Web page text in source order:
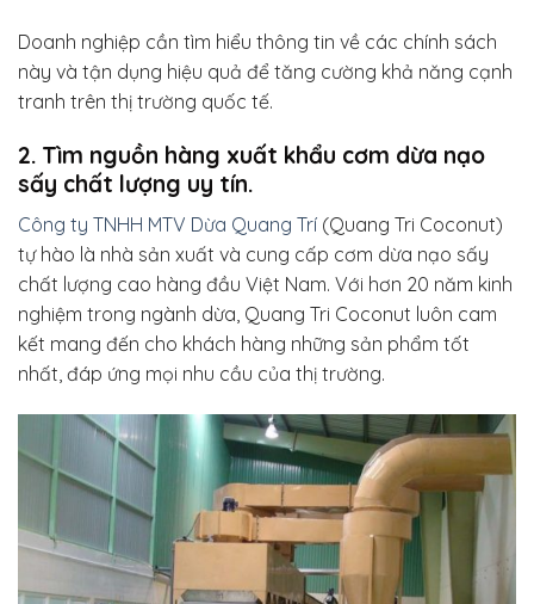
Doanh nghiệp cần tìm hiểu thông tin về các chính sách
này và tận dụng hiệu quả để tăng cường khả năng cạnh
tranh trên thị trường quốc tế.
2. Tìm nguồn hàng xuất khẩu cơm dừa nạo
sấy chất lượng uy tín.
Công ty TNHH MTV Dừa Quang Trí (Quang Tri Coconut)
tự hào là nhà sản xuất và cung cấp cơm dừa nạo sấy
chất lượng cao hàng đầu Việt Nam. Với hơn 20 năm kinh
nghiệm trong ngành dừa, Quang Tri Coconut luôn cam
kết mang đến cho khách hàng những sản phẩm tốt
nhất, đáp ứng mọi nhu cầu của thị trường.